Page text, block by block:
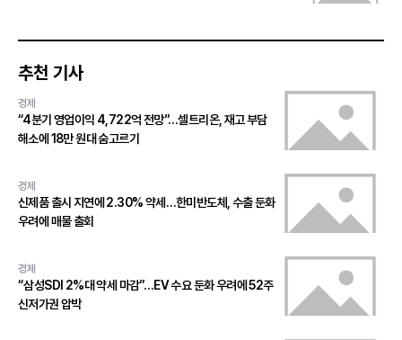
추천 기사
경제
“4분기 영업이익 4,722억 전망”…셀트리온, 재고 부담
해소에 18만 원대 숨고르기
경제
신제품 출시 지연에 2.30% 약세…한미반도체, 수출 둔화
우려에 매물 출회
경제
“삼성SDI 2%대 약세 마감”…EV 수요 둔화 우려에 52주
신저가권 압박